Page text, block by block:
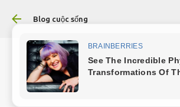
Chuyển đến nội dung
Blog cuộc sống